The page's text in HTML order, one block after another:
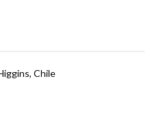
Chile